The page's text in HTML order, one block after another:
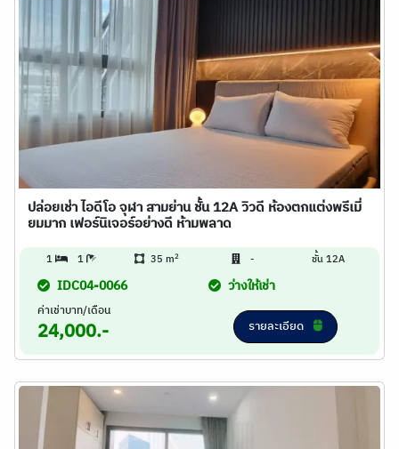
ปล่อยเช่า ไอดีโอ จุฬา สามย่าน ชั้น 12A วิวดี ห้องตกแต่งพรีเมี่
ยมมาก เฟอร์นิเจอร์อย่างดี ห้ามพลาด
1 1 35 m2 - ชั้น 12A
IDC04-0066 ว่างให้เช่า
ค่าเช่าบาท/เดือน
24,000.- รายละเอียด